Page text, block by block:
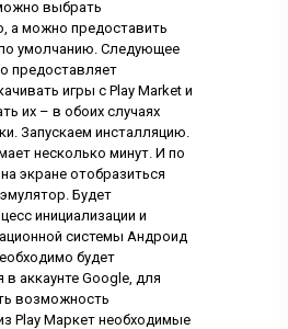
выбрать
а можно предоставить
умолчанию. Следующее
предоставляет
игры с Play Market и
их – в обоих случаях
Запускаем инсталляцию.
несколько минут. И по
экране отобразиться
Будет
инициализации и
системы Андроид
будет
аккаунте Google, для
возможность
Play Маркет необходимые